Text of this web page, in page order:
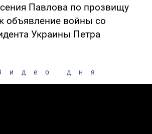
Павлова по прозвищу
объявление войны со
Украины Петра
дня